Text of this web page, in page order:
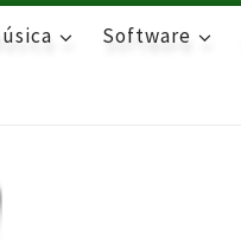
Software